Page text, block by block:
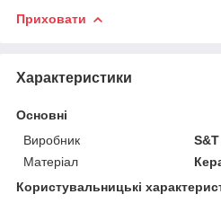
Приховати
Характеристики
Основні
Виробник
S&T
Матеріал
Користувальницькі